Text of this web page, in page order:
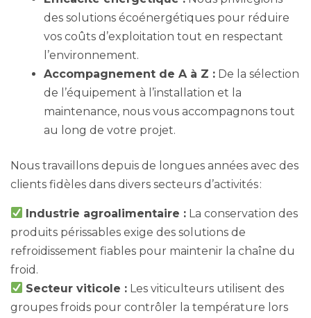
des solutions écoénergétiques pour réduire
vos coûts d’exploitation tout en respectant
l’environnement.
Accompagnement de A à Z : De la sélection
de l’équipement à l’installation et la
maintenance, nous vous accompagnons tout
au long de votre projet.
Nous travaillons depuis de longues années avec des
clients fidèles dans divers secteurs d’activités :
Industrie agroalimentaire : La conservation des
produits périssables exige des solutions de
refroidissement fiables pour maintenir la chaîne du
froid.
Secteur viticole : Les viticulteurs utilisent des
groupes froids pour contrôler la température lors